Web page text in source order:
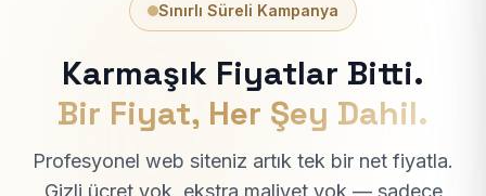
Sınırlı Süreli Kampanya
Karmaşık Fiyatlar Bitti.
Bir Fiyat, Her Şey Dahil.
Profesyonel web siteniz artık tek bir net fiyatla.
Gizli ücret yok, ekstra maliyet yok — sadece